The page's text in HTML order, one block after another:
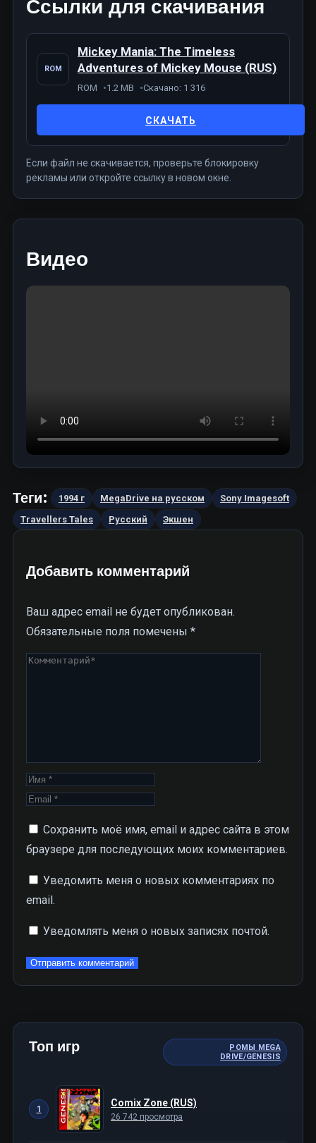
Ссылки для скачивания
ROM
Mickey Mania: The Timeless
Adventures of Mickey Mouse (RUS)
ROM 1.2 MB Скачано: 1 316
СКАЧАТЬ
Если файл не скачивается, проверьте блокировку
рекламы или откройте ссылку в новом окне.
Видео
Теги: 1994 г MegaDrive на русском
Sony Imagesoft
Travellers Tales
Русский Экшен
Добавить комментарий
Ваш адрес email не будет опубликован.
Обязательные поля помечены *
Сохранить моё имя, email и адрес сайта в этом
браузере для последующих моих комментариев.
Уведомить меня о новых комментариях по
email.
Уведомлять меня о новых записях почтой.
Топ игр
РОМЫ MEGA
DRIVE/GENESIS
1
Comix Zone (RUS)
26 742 просмотра